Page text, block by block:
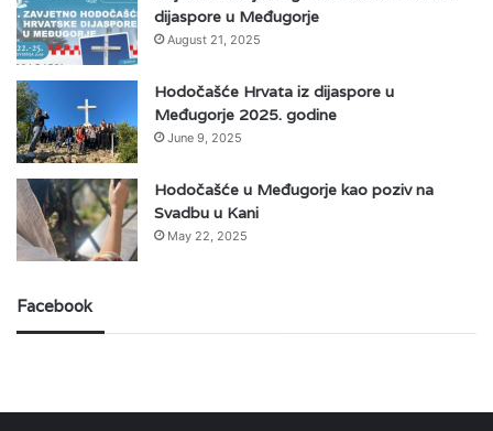
dijaspore u Međugorje
August 21, 2025
Hodočašće Hrvata iz dijaspore u
Međugorje 2025. godine
June 9, 2025
Hodočašće u Međugorje kao poziv na
Svadbu u Kani
May 22, 2025
Facebook